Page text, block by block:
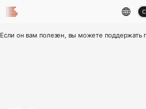
Если он вам полезен, вы можете поддержать